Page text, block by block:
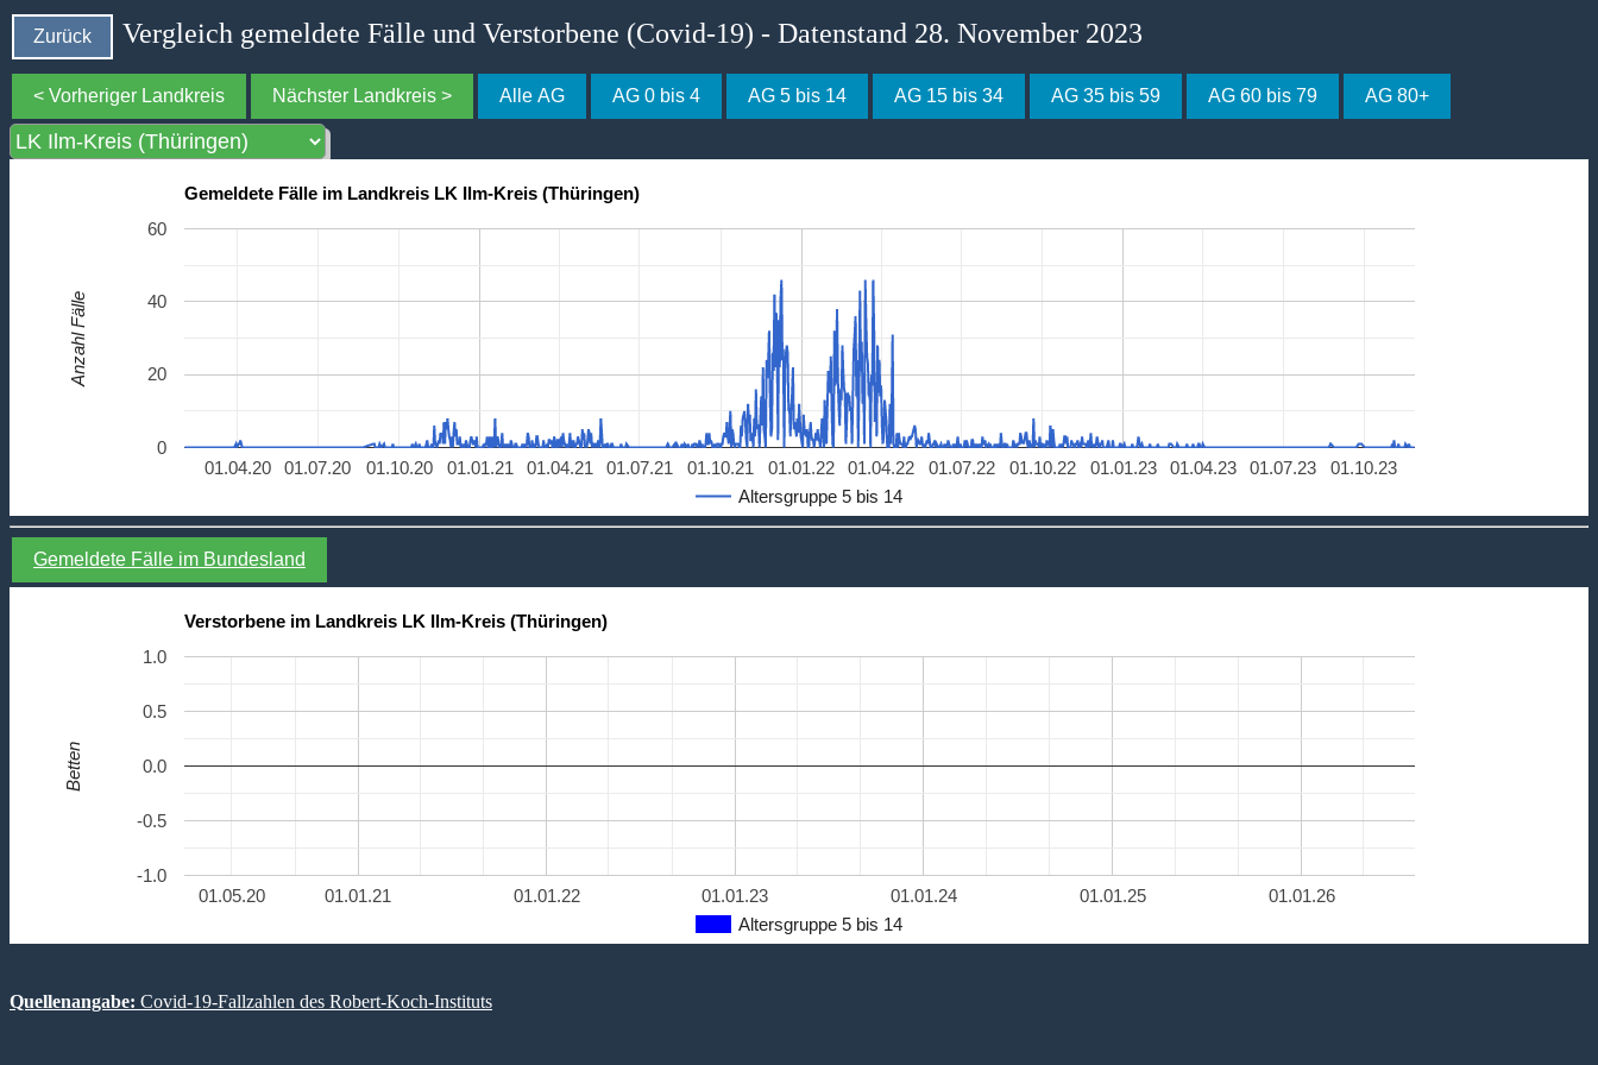
Zurück Vergleich gemeldete Fälle und Verstorbene (Covid-19) - Datenstand 28. November 2023
< Vorheriger Landkreis Nächster Landkreis > Alle AG AG 0 bis 4 AG 5 bis 14 AG 15 bis 34 AG 35 bis 59 AG 60 bis 79 AG 80+
Gemeldete Fälle im Landkreis LK Ilm-Kreis (Thüringen)
Altersgruppe 5 bis 14
01.01.21 01.01.22 01.01.23
01.04.20 01.07.20 01.10.20 01.04.21 01.07.21 01.10.21 01.04.22 01.07.22 01.10.22 01.04.23 01.07.23 01.10.23
0
20
40
60
Anzahl Fälle
Gemeldete Fälle im Bundesland
Verstorbene im Landkreis LK Ilm-Kreis (Thüringen)
Altersgruppe 5 bis 14
01.01.21 01.01.22 01.01.23 01.01.24 01.01.25 01.01.26
01.05.20
-1.0
-0.5
0.0
0.5
1.0
Betten
Quellenangabe: Covid-19-Fallzahlen des Robert-Koch-Instituts